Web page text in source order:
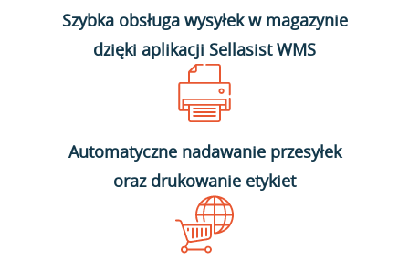
Szybka obsługa wysyłek w magazynie
dzięki aplikacji Sellasist WMS
Automatyczne nadawanie przesyłek
oraz drukowanie etykiet